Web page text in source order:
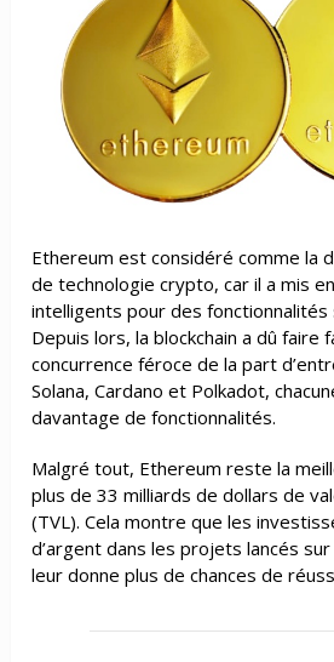
Ethereum est considéré comme la
de technologie crypto, car il a mis
intelligents pour des fonctionnalités
Depuis lors, la blockchain a dû faire
concurrence féroce de la part
Solana, Cardano et Polkadot,
davantage de fonctionnalités.
Malgré tout, Ethereum reste la
plus de 33 milliards de dollars de
(TVL). Cela montre que les
d’argent dans les projets lancés
leur donne plus de chances de